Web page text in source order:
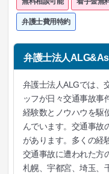
弁護士費用特約
弁護士法人
弁護士法人ALGでは、
ッフが日々交通事故事
経験数とノウハウを駆
んでいます。交通事故
があります。多くの経
交通事故に遭われた方
札幌、宇都宮、埼玉、